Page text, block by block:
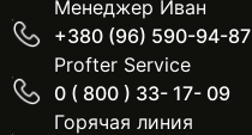
Менеджер Иван
+380 (96) 590-94-87
Profter Service
0 ( 800 ) 33- 17- 09
Горячая линия